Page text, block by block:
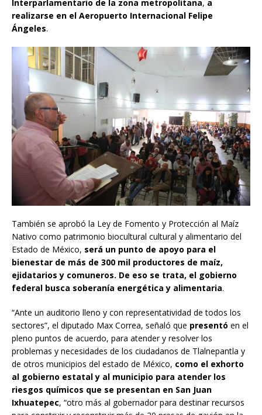
Interparlamentario de la zona metropolitana, a
realizarse en el Aeropuerto Internacional Felipe
Ángeles.
También se aprobó la Ley de Fomento y Protección al Maíz
Nativo como patrimonio biocultural cultural y alimentario del
Estado de México, será un punto de apoyo para el
bienestar de más de 300 mil productores de maíz,
ejidatarios y comuneros. De eso se trata, el gobierno
federal busca soberanía energética y alimentaria.
“Ante un auditorio lleno y con representatividad de todos los
sectores”, el diputado Max Correa, señaló que presentó en el
pleno puntos de acuerdo, para atender y resolver los
problemas y necesidades de los ciudadanos de Tlalnepantla y
de otros municipios del estado de México, como el exhorto
al gobierno estatal y al municipio para atender los
riesgos químicos que se presentan en San Juan
Ixhuatepec, “otro más al gobernador para destinar recursos